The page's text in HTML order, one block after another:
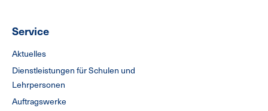
Service
Aktuelles
Dienstleistungen für Schulen und
Lehrpersonen
Auftragswerke